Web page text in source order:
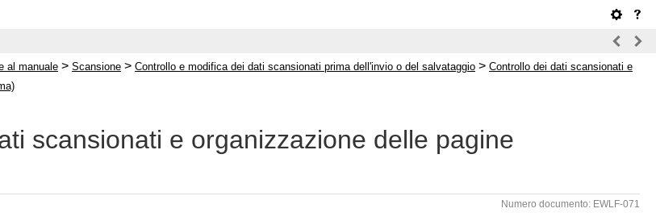
al manuale > Scansione > Controllo e modifica dei dati scansionati prima dell'invio o del salvataggio > Controllo dei dati scansionati e
scansionati e organizzazione delle pagine
Numero documento: EWLF-071